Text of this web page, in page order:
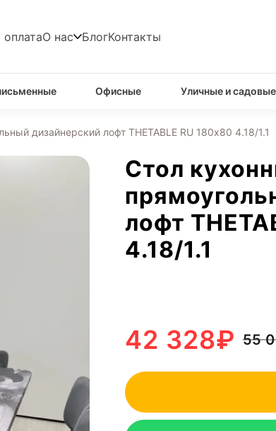
О нас БлогКонтакты
Офисные Уличные и садовые
дизайнерский лофт THETABLE RU 180х80 4.18/1.1
Стол
лофт
4.18/1.1
55
42 328₽